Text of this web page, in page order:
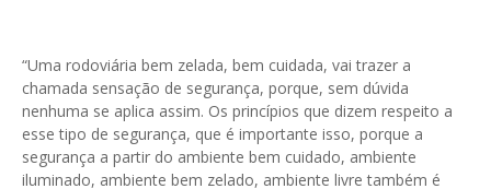
“Uma rodoviária bem zelada, bem cuidada, vai trazer a
chamada sensação de segurança, porque, sem dúvida
nenhuma se aplica assim. Os princípios que dizem respeito a
esse tipo de segurança, que é importante isso, porque a
segurança a partir do ambiente bem cuidado, ambiente
iluminado, ambiente bem zelado, ambiente livre também é